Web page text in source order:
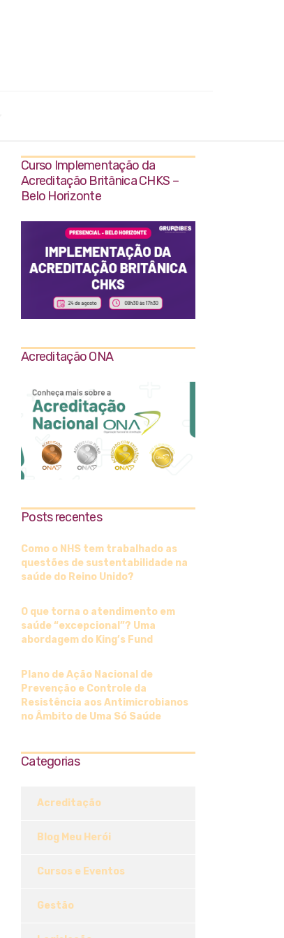
Curso Implementação da
Acreditação Britânica CHKS –
Belo Horizonte
Acreditação ONA
Posts recentes
Como o NHS tem trabalhado as
questões de sustentabilidade na
saúde do Reino Unido?
O que torna o atendimento em
saúde “excepcional”? Uma
abordagem do King’s Fund
Plano de Ação Nacional de
Prevenção e Controle da
Resistência aos Antimicrobianos
no Âmbito de Uma Só Saúde
Categorias
Acreditação
Blog Meu Herói
Cursos e Eventos
Gestão